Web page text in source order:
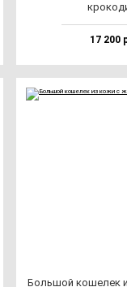
17 200
Боль­шой ко­ше­лек